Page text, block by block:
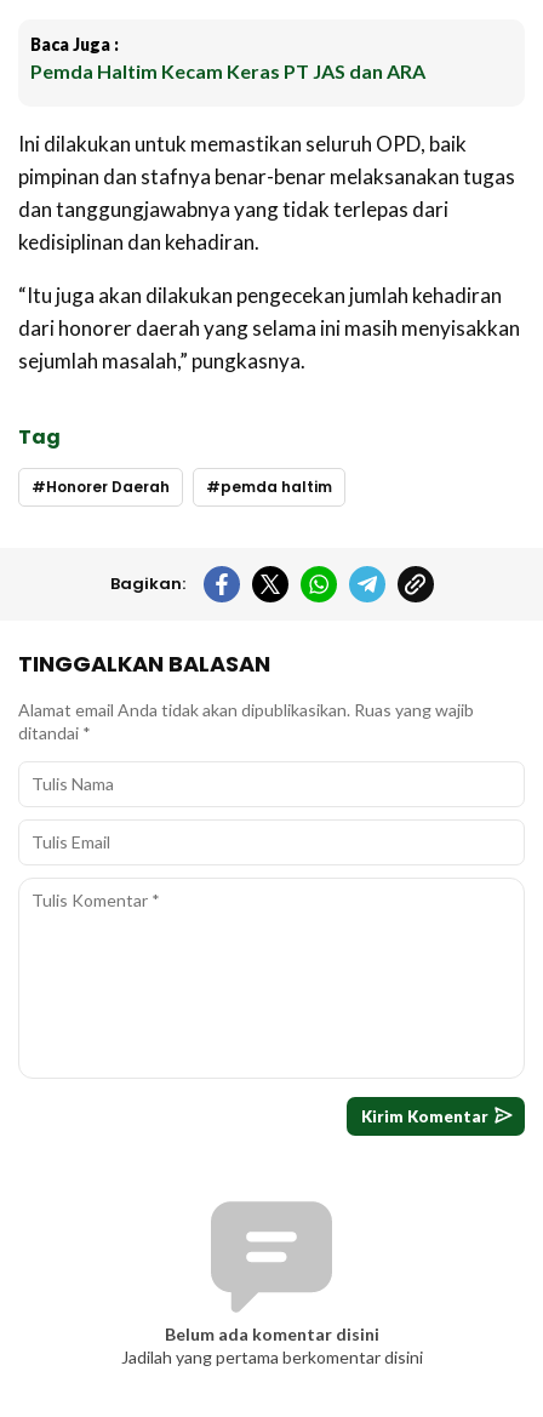
Baca Juga :
Pemda Haltim Kecam Keras PT JAS dan ARA
Ini dilakukan untuk memastikan seluruh OPD, baik
pimpinan dan stafnya benar-benar melaksanakan tugas
dan tanggungjawabnya yang tidak terlepas dari
kedisiplinan dan kehadiran.
“Itu juga akan dilakukan pengecekan jumlah kehadiran
dari honorer daerah yang selama ini masih menyisakkan
sejumlah masalah,” pungkasnya.
Tag
Honorer Daerah pemda haltim
Bagikan:
TINGGALKAN BALASAN
Alamat email Anda tidak akan dipublikasikan. Ruas yang wajib
ditandai *
Belum ada komentar disini
Jadilah yang pertama berkomentar disini